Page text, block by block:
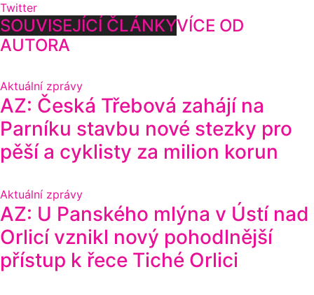
Twitter
SOUVISEJÍCÍ ČLÁNKYVÍCE OD
AUTORA
Aktuální zprávy
AZ: Česká Třebová zahájí na
Parníku stavbu nové stezky pro
pěší a cyklisty za milion korun
Aktuální zprávy
AZ: U Panského mlýna v Ústí nad
Orlicí vznikl nový pohodlnější
přístup k řece Tiché Orlici